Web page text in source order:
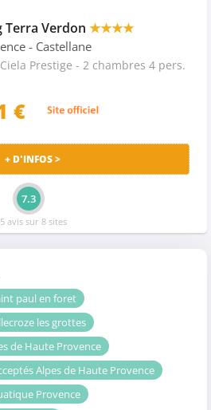
Terra Verdon ★★★★
- Castellane
Prestige - 2 chambres 4 pers.
€
+ D'INFOS >
7.3
avis sur 8 sites
paul en foret
les grottes
de Haute Provence
Alpes de Haute Provence
Provence